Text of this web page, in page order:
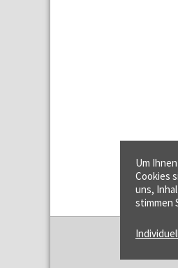
Um
Cookies
uns,
stimmen